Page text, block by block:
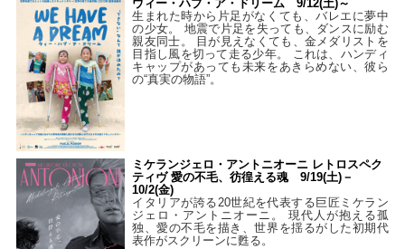
ウィー・ハブ・ア・ドリーム 9/12(土)～
生まれた時から片足がなくても、バレエに夢中
の少女。 地震で片足を失っても、ダンスに励む
親友同士。 目が見えなくても、金メダリストを
目指し風を切って走る少年。 これは、ハンディ
キャップがあっても未来をあきらめない、彼ら
の“真実の物語”。
ミケランジェロ・アントニオーニ レトロスペク
ティヴ 愛の不毛、彷徨える魂 9/19(土)－
10/2(金)
イタリアが誇る20世紀を代表する巨匠ミケラン
ジェロ・アントニオーニ。 現代人が抱える孤
独、愛の不毛を描き、世界を揺るがした初期代
表作がスクリーンに甦る。